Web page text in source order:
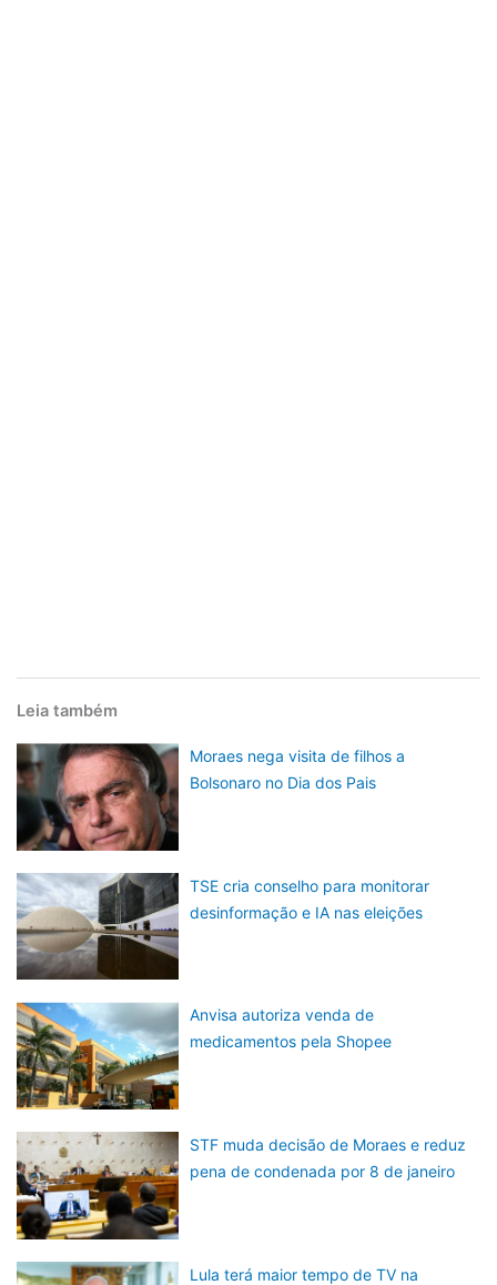
Leia também
Moraes nega visita de filhos a
Bolsonaro no Dia dos Pais
TSE cria conselho para monitorar
desinformação e IA nas eleições
Anvisa autoriza venda de
medicamentos pela Shopee
STF muda decisão de Moraes e reduz
pena de condenada por 8 de janeiro
Lula terá maior tempo de TV na